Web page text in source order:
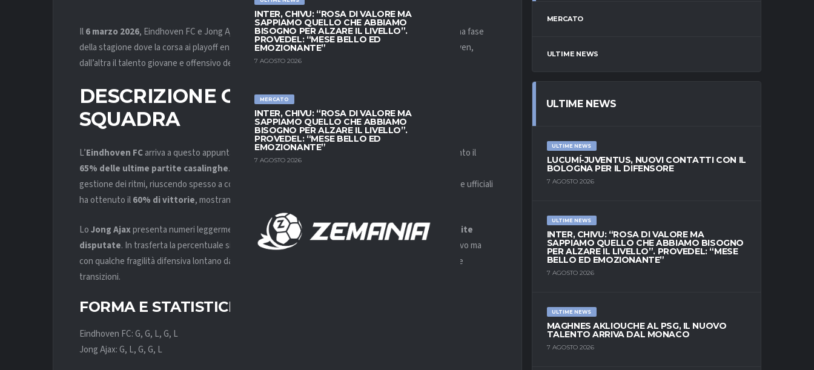
INTER, CHIVU: “ROSA DI VALORE MA
SAPPIAMO QUELLO CHE ABBIAMO
BISOGNO PER ALZARE IL LIVELLO”.
PROVEDEL: “MESE BELLO ED
EMOZIONANTE”
7 AGOSTO 2026
MERCATO
INTER, CHIVU: “ROSA DI VALORE MA
SAPPIAMO QUELLO CHE ABBIAMO
BISOGNO PER ALZARE IL LIVELLO”.
PROVEDEL: “MESE BELLO ED
EMOZIONANTE”
7 AGOSTO 2026
Il6 marzo 2026, Eindhoven FC e Jong Ajax si affrontano in una sfida valida per laEerste Divisie
, in una fase
della stagione dove la corsa ai playoff entra nel vivo. Da una parte l’esperienza e la solidità dell’Eindhoven,
dall’altra il talento giovane e offensivo dello Jong Ajax: un mix che promette spettacolo e ritmo alto.
DESCRIZIONE GENERALE DELLA
SQUADRA
L’Eindhoven FCarriva a questo appuntamento con un rendimento interno molto positivo, avendo vinto il
65% delle ultime partite casalinghe. La squadra si distingue per organizzazione difensiva e buona
gestione dei ritmi, riuscendo spesso a controllare il match nei momenti chiave. Nelle ultime cinque gare ufficiali
ha ottenuto il60% di vittorie, mostrando continuità e solidità.
LoJong Ajaxpresenta numeri leggermente più altalenanti, con il55% di vittorie nelle ultime partite
disputate. In trasferta la percentuale si attesta intorno al
, segnale di grande potenziale offensivo ma
con qualche fragilità difensiva lontano da casa. La squadra punta su dinamismo, tecnica e velocità nelle
transizioni.
FORMA E STATISTICHE RECENTI
Eindhoven FC: G, G, L, G, L
Jong Ajax: G, L, G, G, L
MERCATO
ULTIME NEWS
ULTIME NEWS
ULTIME NEWS
LUCUMÍ-JUVENTUS, NUOVI CONTATTI CON IL
BOLOGNA PER IL DIFENSORE
7 AGOSTO 2026
ULTIME NEWS
INTER, CHIVU: “ROSA DI VALORE MA
SAPPIAMO QUELLO CHE ABBIAMO BISOGNO
PER ALZARE IL LIVELLO”. PROVEDEL: “MESE
BELLO ED EMOZIONANTE”
7 AGOSTO 2026
ULTIME NEWS
MAGHNES AKLIOUCHE AL PSG, IL NUOVO
TALENTO ARRIVA DAL MONACO
7 AGOSTO 2026